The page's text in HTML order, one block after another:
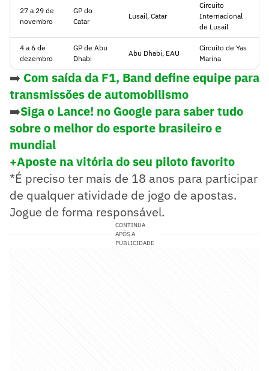
27 a 29 de
novembro
GP do
Catar
Lusail, Catar
Circuito
Internacional
de Lusail
4 a 6 de
dezembro
GP de Abu
Dhabi
Abu Dhabi, EAU
Circuito de Yas
Marina
➡️ Com saída da F1, Band define equipe para
transmissões de automobilismo
➡️Siga o Lance! no Google para saber tudo
sobre o melhor do esporte brasileiro e
mundial
+Aposte na vitória do seu piloto favorito
*É preciso ter mais de 18 anos para participar
de qualquer atividade de jogo de apostas.
Jogue de forma responsável.
CONTINUA
APÓS A
PUBLICIDADE